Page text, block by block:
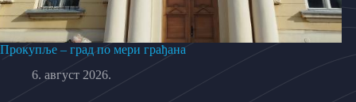
Прокупље – град по мери грађана
6. август 2026.